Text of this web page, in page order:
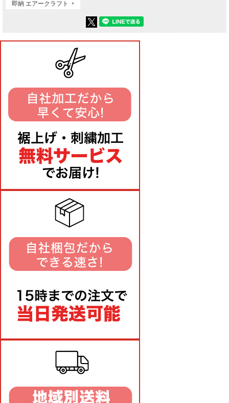
即納 エアークラフト